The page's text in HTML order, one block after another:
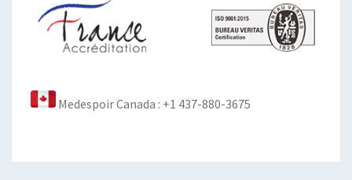
Medespoir Canada : +1 437-880-3675